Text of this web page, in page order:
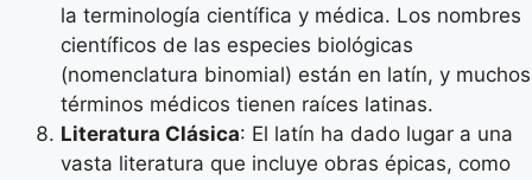
la terminología científica y médica. Los nombres
científicos de las especies biológicas
(nomenclatura binomial) están en latín, y muchos
términos médicos tienen raíces latinas.
Literatura Clásica: El latín ha dado lugar a una
vasta literatura que incluye obras épicas, como